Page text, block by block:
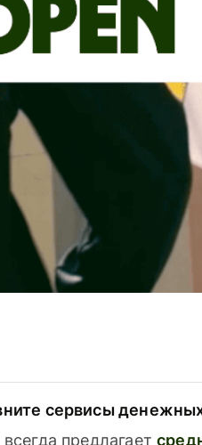
сервисы
всегда предлагает